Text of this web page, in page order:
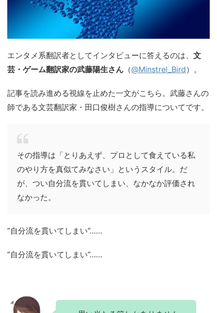
エンタメ系翻訳者としてインタビューに答えるのは、 文
芸・ゲーム翻訳家の武藤陽生さん （@Minstrel_Bird）。
記事を読み進める視線を止めた一文がこちら。武藤さんの
師である文芸翻訳家・田口俊樹さんの指導についてです。
その指導は「とりあえず、プロとして食えている私
のやり方を真似てみなさい」というスタイル。だ
が、つい自分流を貫いてしまい、なかなか評価され
なかった。
”自分流を貫いてしまい”……
”自分流を貫いてしまい”……